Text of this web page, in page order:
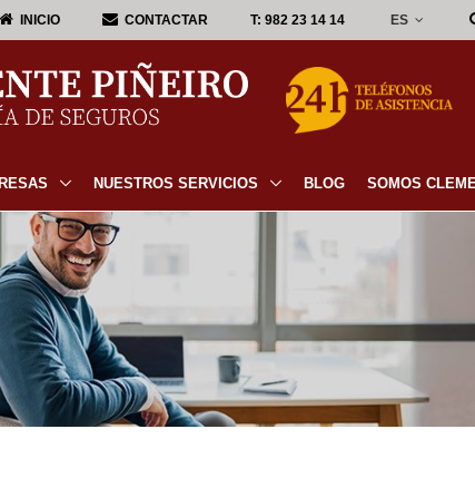
INICIO CONTACTAR T: 982 23 14 14 ES
NUESTROS SERVICIOS BLOG SOMOS